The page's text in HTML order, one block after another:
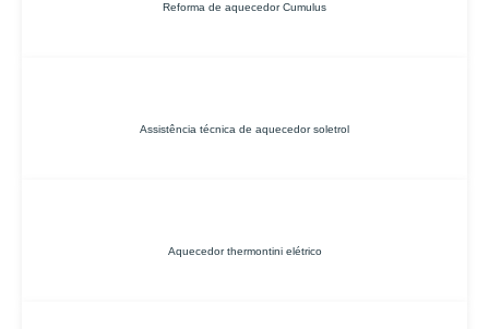
Reforma de aquecedor Cumulus
Assistência técnica de aquecedor soletrol
Aquecedor thermontini elétrico